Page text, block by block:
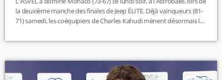
la deuxième manche des finales de Jeep ÉLITE. Déjà vainqueurs (81-
71) samedi, les coéquipiers de Charles Kahudi mènent désormais la
champion de France. Impressionnants défensivement, les
méconnaissables - en première période, tout en se montrant